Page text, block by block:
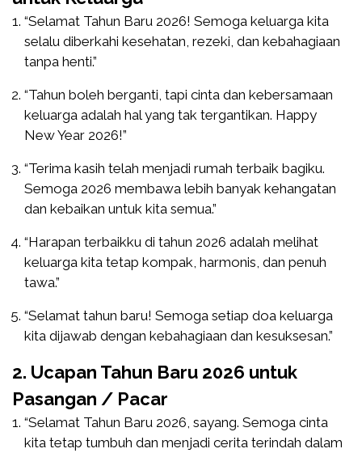
“Selamat Tahun Baru 2026! Semoga keluarga kita
selalu diberkahi kesehatan, rezeki, dan kebahagiaan
tanpa henti.”
“Tahun boleh berganti, tapi cinta dan kebersamaan
keluarga adalah hal yang tak tergantikan. Happy
New Year 2026!”
“Terima kasih telah menjadi rumah terbaik bagiku.
Semoga 2026 membawa lebih banyak kehangatan
dan kebaikan untuk kita semua.”
“Harapan terbaikku di tahun 2026 adalah melihat
keluarga kita tetap kompak, harmonis, dan penuh
tawa.”
“Selamat tahun baru! Semoga setiap doa keluarga
kita dijawab dengan kebahagiaan dan kesuksesan.”
2. Ucapan Tahun Baru 2026 untuk
Pasangan / Pacar
“Selamat Tahun Baru 2026, sayang. Semoga cinta
kita tetap tumbuh dan menjadi cerita terindah dalam